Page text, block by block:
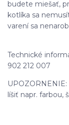
budete miešať,
kotlíka sa
varení sa
Technické
902 212 007
líšiť napr. farbou,